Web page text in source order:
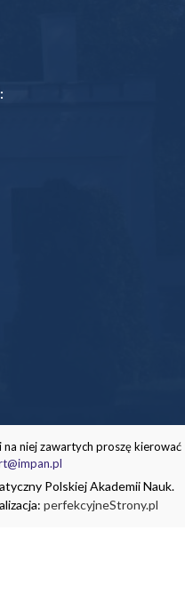
niej zawartych proszę kierować
Polskiej Akademii Nauk.
perfekcyjneStrony.pl